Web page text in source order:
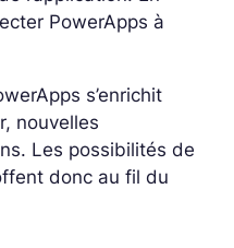
PowerApps à
s’enrichit
nouvelles
Les possibilités de
donc au fil du